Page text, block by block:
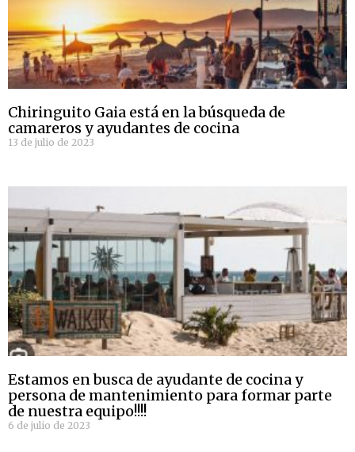
Chiringuito Gaia está en la búsqueda de
camareros y ayudantes de cocina
13 de julio de 2023
Estamos en busca de ayudante de cocina y
persona de mantenimiento para formar parte
de nuestra equipo!!!!
6 de julio de 2023